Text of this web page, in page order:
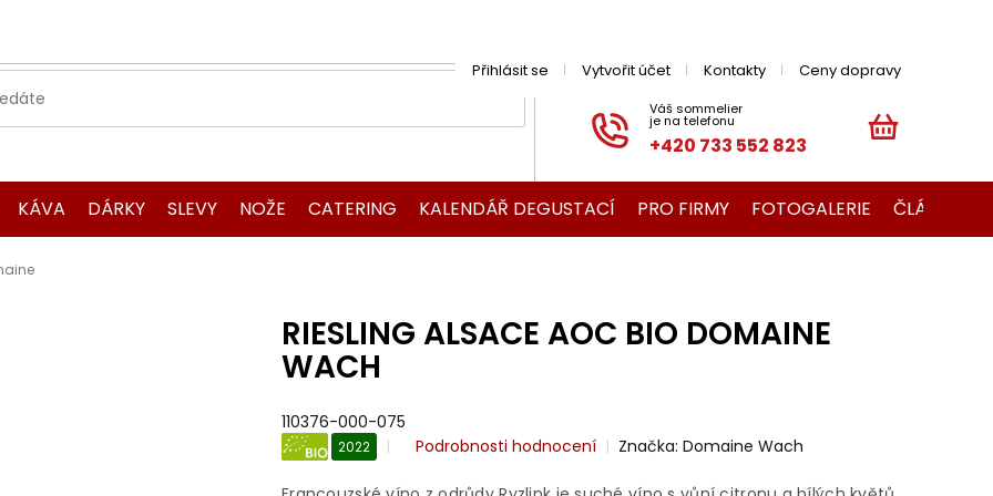
+420 733 552 823
Přihlásit se Vytvořit účet Kontakty Ceny dopravy
KOŠÍK
KÁVA DÁRKY SLEVY NOŽE CATERING KALENDÁŘ DEGUSTACÍ PRO FIRMY FOTOGALERIE ČLÁNKY O
RIESLING ALSACE AOC BIO DOMAINE
WACH
110376-000-075
2022
Průměrné
produktu
Podrobnosti hodnocení Značka: Domaine Wach